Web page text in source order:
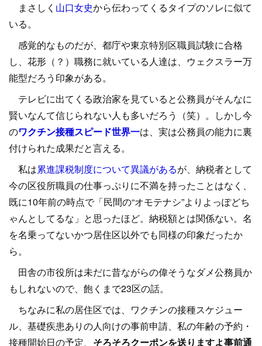
まさしく 山口女史から伝わってくるタイプのソレに似て
いる。
感覚的なものだが、都庁や東京特別区職員試験に合格
し、花形（？）職務に就いている人達は、ウェクスラー万
能型だろう印象がある。
テレビに出てくる政治家を見ていると公務員がそんなに
賢いなんて信じられない人も多いだろう（笑）。しかし今
のワクチン接種スピード世界一は、実は公務員の能力に裏
付けられた成果だと言える。
私は累進課税制度について異議があるが、納税者として
今の区役所職員の仕事っぷりに不満を持ったことはなく、
既に10年前の時点で「民間の“オモテナシ”よりよっぽどち
ゃんとしてるな」と思ったほど。納税額とは関係ない。名
を名乗ってないかつ居住区以外でも同様の印象だったか
ら。
田舎の市役所は未だに昔ながらの偉そうなダメ公務員か
もしれないので、飽くまで23区の話。
ちなみに私の居住区では、ワクチンの接種スケジュー
ル、基礎疾患ありの人向けの事前申請、私の年齢の予約・
接種開始日の予定、 そろそろクーポンを送りますよ事前通